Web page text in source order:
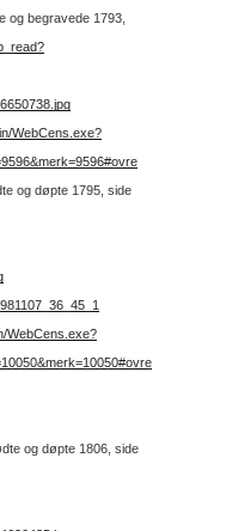
og begravede 1793,
WebCens.exe?
og døpte 1795, side
WebCens.exe?
og døpte 1806, side